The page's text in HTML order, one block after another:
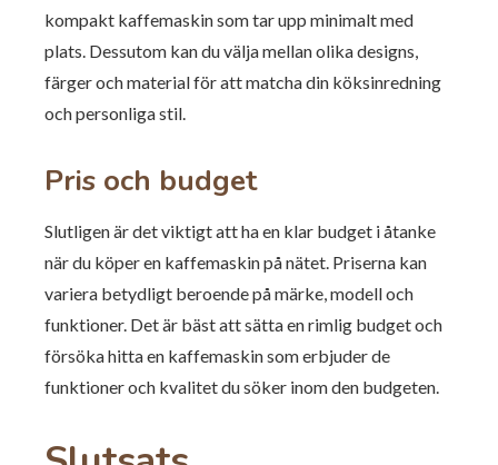
kompakt kaffemaskin som tar upp minimalt med
plats. Dessutom kan du välja mellan olika designs,
färger och material för att matcha din köksinredning
och personliga stil.
Pris och budget
Slutligen är det viktigt att ha en klar budget i åtanke
när du köper en kaffemaskin på nätet. Priserna kan
variera betydligt beroende på märke, modell och
funktioner. Det är bäst att sätta en rimlig budget och
försöka hitta en kaffemaskin som erbjuder de
funktioner och kvalitet du söker inom den budgeten.